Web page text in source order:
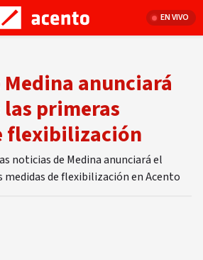
EN VIVO
anunciará
primeras
flexibilización
noticias de Medina anunciará el
de flexibilización en Acento